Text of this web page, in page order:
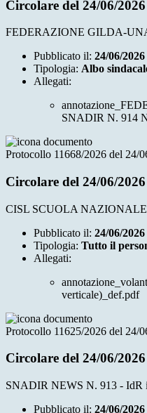
Circolare del 24/06/2026
FEDERAZIONE GILDA-
Pubblicato il: 24/06/2026
Tipologia: Albo
Allegati:
SNADIR N. 914
Protocollo 11668/2026 del 24/
Circolare del 24/06/2026
CISL SCUOLA NAZIONALE
Pubblicato il: 24/06/2026
Tipologia: Tutto il
Allegati:
verticale)_def.pdf
Protocollo 11625/2026 del 24/
Circolare del 24/06/2026
SNADIR NEWS N. 913 - IdR
Pubblicato il: 24/06/2026